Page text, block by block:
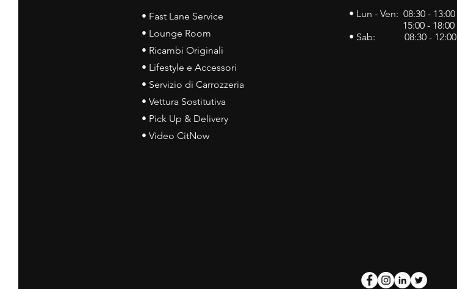
• Fast Lane Service
• Lounge Room
• Ricambi Originali
• Lifestyle e Accessori
• Servizio di Carrozzeria
• Vettura Sostitutiva
• Pick Up & Delivery
• Video CitNow
• Lun - Ven: 08:30 - 13:00
15:00 - 18:00
• Sab: 08:30 - 12:00